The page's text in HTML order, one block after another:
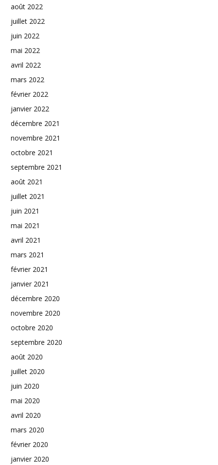
août 2022
juillet 2022
juin 2022
mai 2022
avril 2022
mars 2022
février 2022
janvier 2022
décembre 2021
novembre 2021
octobre 2021
septembre 2021
août 2021
juillet 2021
juin 2021
mai 2021
avril 2021
mars 2021
février 2021
janvier 2021
décembre 2020
novembre 2020
octobre 2020
septembre 2020
août 2020
juillet 2020
juin 2020
mai 2020
avril 2020
mars 2020
février 2020
janvier 2020